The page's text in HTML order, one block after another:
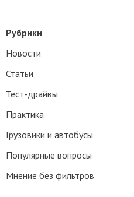
Рубрики
Новости
Статьи
Тест-драйвы
Практика
Грузовики и автобусы
Популярные вопросы
Мнение без фильтров